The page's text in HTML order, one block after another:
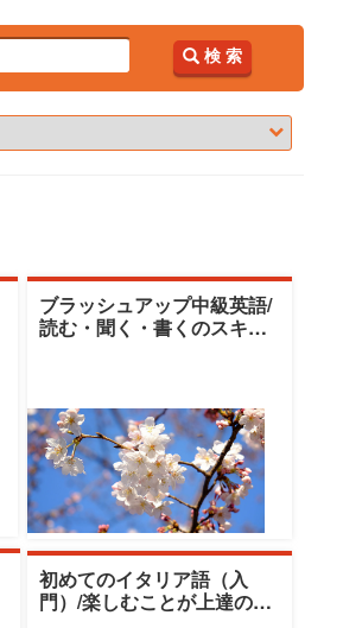
検 索
ブラッシュアップ中級英語/
読む・聞く・書くのスキル
初めてのイタリア語（入
門）/楽しむことが上達の秘